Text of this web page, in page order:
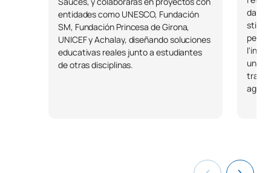
entidades como UNESCO, Fundación
SM, Fundación Princesa de Girona,
UNICEF y Achalay, diseñando soluciones
educativas reales junto a estudiantes
de otras disciplinas.
dans
une
agiles